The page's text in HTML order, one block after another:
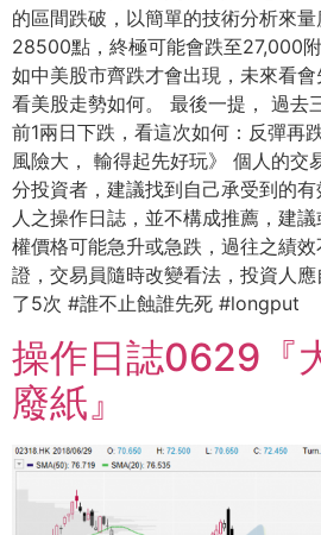
的區間跌破，以簡單的技術分析來
28500點，終極可能會跌至27,000
如中美股市齊跌才會出現，未來看
看美股走勢如何。 最後一提， 過去
前1兩日下跌，看這次如何：反彈再
風險大， 輸得起先好玩》 個人的交
分投資者，建議找到自己承受到的
人之操作日誌，並不構成推薦，建
權價格可能急升或急跌，過往之績
證，交易員隨時改變看法，投資人
了5次 #誰不止蝕誰先死 #longput
操作日誌0629『
廢紙』